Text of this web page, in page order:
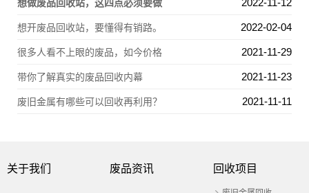
想做废品回收站，这四点必须要做 2022-11-12
想开废品回收站，要懂得有销路。 2022-02-04
很多人看不上眼的废品，如今价格 2021-11-29
带你了解真实的废品回收内幕 2021-11-23
废旧金属有哪些可以回收再利用？ 2021-11-11
关于我们 废品资讯 回收项目